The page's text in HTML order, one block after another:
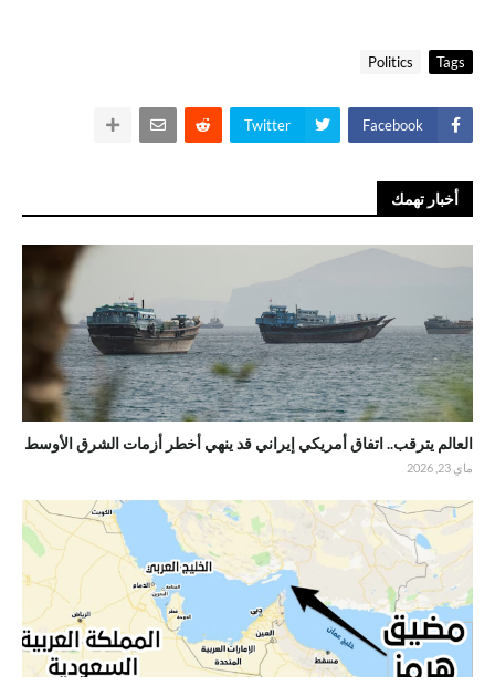
Tags
Politics
Facebook
Twitter
أخبار تهمك
العالم يترقب.. اتفاق أمريكي إيراني قد ينهي أخطر أزمات الشرق الأوسط
ماي 23, 2026